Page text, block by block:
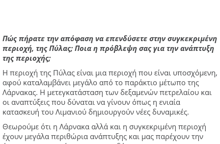
Πώς πήρατε την απόφαση να επενδύσετε στην συγκεκριμένη
περιοχή, της Πύλας; Ποια η πρόβλεψη σας για την ανάπτυξη
της περιοχής;
Η περιοχή της Πύλας είναι μια περιοχή που είναι υποσχόμενη,
αφού καταλαμβάνει μεγάλο από το παράκτιο μέτωπο της
Λάρνακας. Η μετεγκατάσταση των δεξαμενών πετρελαίου και
οι αναπτύξεις που δύναται να γίνουν όπως η ενιαία
κατασκευή του Λιμανιού δημιουργούν νέες δυναμικές.
Θεωρούμε ότι η Λάρνακα αλλά και η συγκεκριμένη περιοχή
έχουν μεγάλα περιθώρια ανάπτυξης και μας παρέχουν την